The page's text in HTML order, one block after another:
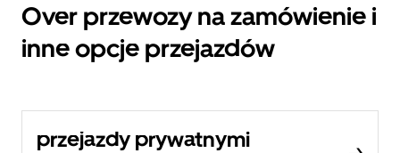
Over przewozy na zamówienie i
inne opcje przejazdów
przejazdy prywatnymi